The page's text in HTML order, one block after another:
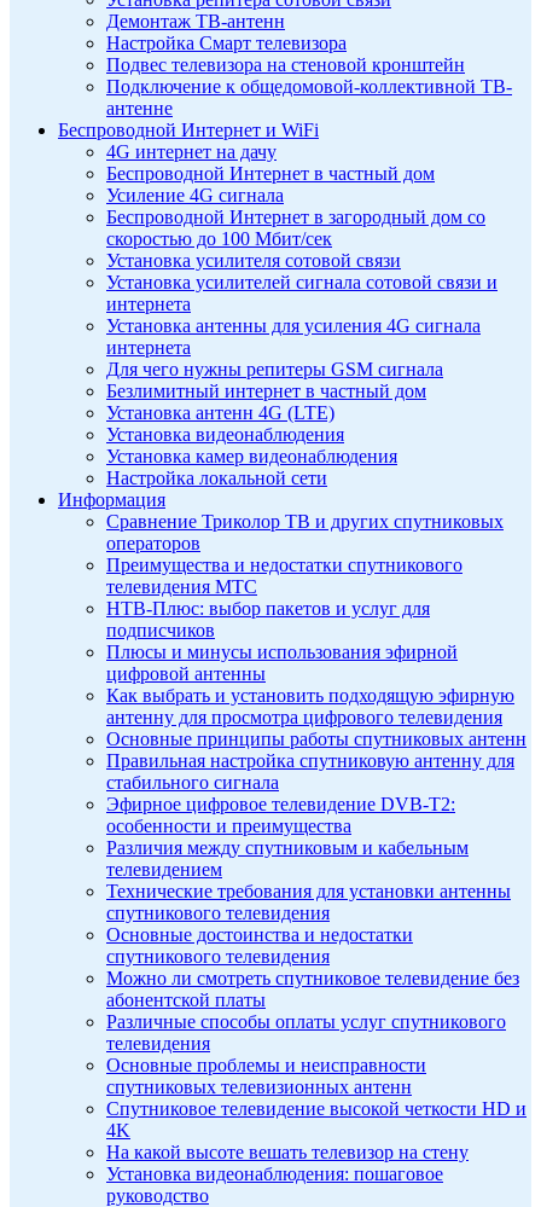
Демонтаж ТВ-антенн
Настройка Смарт телевизора
Подвес телевизора на стеновой кронштейн
Подключение к общедомовой-коллективной ТВ-
антенне
Беспроводной Интернет и WiFi
4G интернет на дачу
Беспроводной Интернет в частный дом
Усиление 4G сигнала
Беспроводной Интернет в загородный дом со
скоростью до 100 Мбит/сек
Установка усилителя сотовой связи
Установка усилителей сигнала сотовой связи и
интернета
Установка антенны для усиления 4G сигнала
интернета
Для чего нужны репитеры GSM сигнала
Безлимитный интернет в частный дом
Установка антенн 4G (LTE)
Установка видеонаблюдения
Установка камер видеонаблюдения
Настройка локальной сети
Информация
Сравнение Триколор ТВ и других спутниковых
операторов
Преимущества и недостатки спутникового
телевидения МТС
НТВ-Плюс: выбор пакетов и услуг для
подписчиков
Плюсы и минусы использования эфирной
цифровой антенны
Как выбрать и установить подходящую эфирную
антенну для просмотра цифрового телевидения
Основные принципы работы спутниковых антенн
Правильная настройка спутниковую антенну для
стабильного сигнала
Эфирное цифровое телевидение DVB-T2:
особенности и преимущества
Различия между спутниковым и кабельным
телевидением
Технические требования для установки антенны
спутникового телевидения
Основные достоинства и недостатки
спутникового телевидения
Можно ли смотреть спутниковое телевидение без
абонентской платы
Различные способы оплаты услуг спутникового
телевидения
Основные проблемы и неисправности
спутниковых телевизионных антенн
Спутниковое телевидение высокой четкости HD и
4K
На какой высоте вешать телевизор на стену
Установка видеонаблюдения: пошаговое
руководство